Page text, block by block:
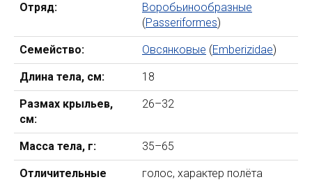
Отряд:
Воробьинообразные
(Passeriformes)
Семейство: Овсянковые (Emberizidae)
Длина тела, см: 18
Размах крыльев,
см:
26–32
Масса тела, г: 35–65
Отличительные
голос, характер полёта